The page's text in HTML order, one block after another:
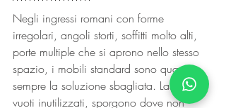
Negli ingressi romani con forme
irregolari, angoli storti, soffitti molto alti,
porte multiple che si aprono nello stesso
spazio, i mobili standard sono quasi
sempre la soluzione sbagliata. Lasciano
vuoti inutilizzati, sporgono dove non